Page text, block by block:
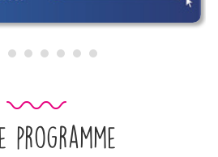
programme